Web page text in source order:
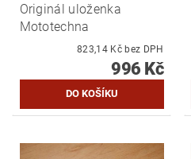
Originál uloženka
Mototechna
823,14 Kč bez DPH
996 Kč